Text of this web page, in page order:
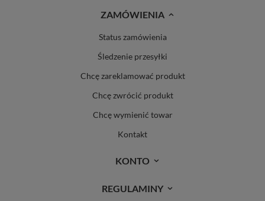
ZAMÓWIENIA
Status zamówienia
Śledzenie przesyłki
Chcę zareklamować produkt
Chcę zwrócić produkt
Chcę wymienić towar
Kontakt
KONTO
REGULAMINY